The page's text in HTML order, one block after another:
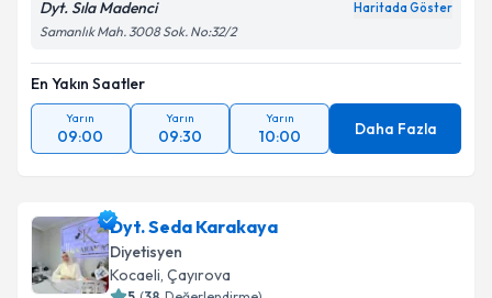
Dyt. Sıla Madenci Haritada Göster
Samanlık Mah. 3008 Sok. No:32/2
En Yakın Saatler
Yarın
09:00
Yarın
09:30
Yarın
10:00 Daha Fazla
Dyt. Seda Karakaya
Diyetisyen
Kocaeli, Çayırova